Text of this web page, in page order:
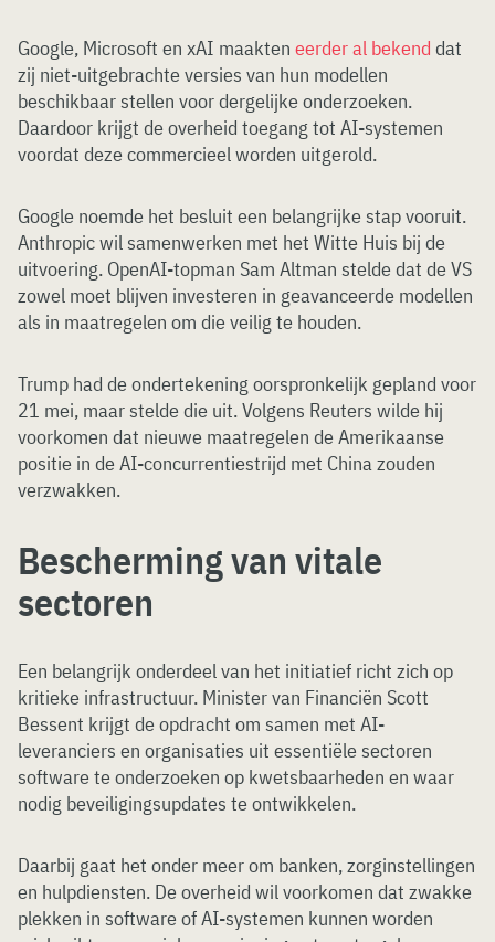
Google, Microsoft en xAI maakten eerder al bekend dat
zij niet-uitgebrachte versies van hun modellen
beschikbaar stellen voor dergelijke onderzoeken.
Daardoor krijgt de overheid toegang tot AI-systemen
voordat deze commercieel worden uitgerold.
Google noemde het besluit een belangrijke stap vooruit.
Anthropic wil samenwerken met het Witte Huis bij de
uitvoering. OpenAI-topman Sam Altman stelde dat de VS
zowel moet blijven investeren in geavanceerde modellen
als in maatregelen om die veilig te houden.
Trump had de ondertekening oorspronkelijk gepland voor
21 mei, maar stelde die uit. Volgens Reuters wilde hij
voorkomen dat nieuwe maatregelen de Amerikaanse
positie in de AI-concurrentiestrijd met China zouden
verzwakken.
Bescherming van vitale
sectoren
Een belangrijk onderdeel van het initiatief richt zich op
kritieke infrastructuur. Minister van Financiën Scott
Bessent krijgt de opdracht om samen met AI-
leveranciers en organisaties uit essentiële sectoren
software te onderzoeken op kwetsbaarheden en waar
nodig beveiligingsupdates te ontwikkelen.
Daarbij gaat het onder meer om banken, zorginstellingen
en hulpdiensten. De overheid wil voorkomen dat zwakke
plekken in software of AI-systemen kunnen worden